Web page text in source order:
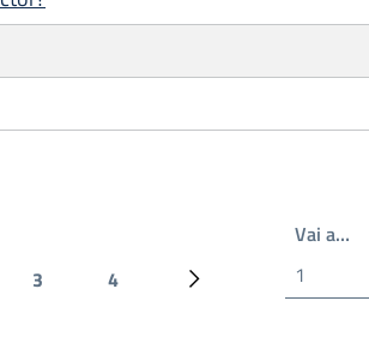
Pagina
3
Pagina
4
Pagina successiva
Vai a…